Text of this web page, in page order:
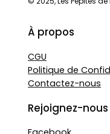
À propos
CGU
Politique de
Contactez-nous
Rejoignez-